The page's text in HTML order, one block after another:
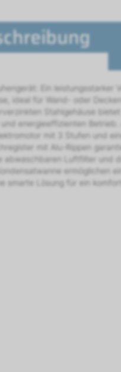
Ein leistungsstarker
ideal für Wand- oder
Stahlgehäuse bietet
und energieeffizienten
mit 3 Stufen und
mit Alu-Rippen
abwaschbaren Luftfilter und
ermöglichen
smarte Lösung für ein